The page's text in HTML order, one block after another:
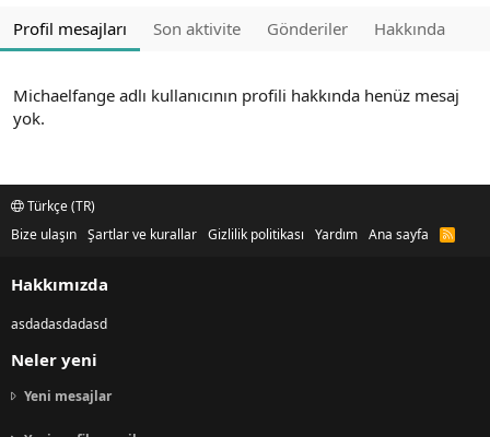
Profil mesajları Son aktivite Gönderiler Hakkında
Michaelfange adlı kullanıcının profili hakkında henüz mesaj
yok.
Türkçe (TR)
Bize ulaşın Şartlar ve kurallar Gizlilik politikası Yardım Ana sayfa
R
Hakkımızda
asdadasdadasd
Neler yeni
Yeni mesajlar